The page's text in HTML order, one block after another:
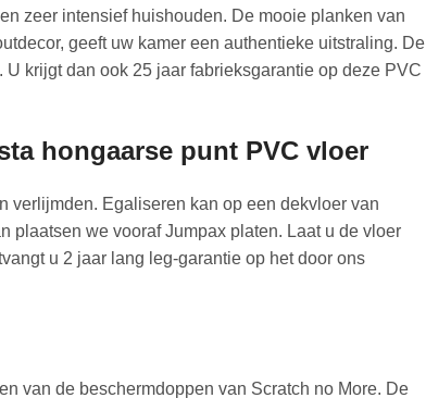
zeer intensief huishouden. De mooie planken van
geeft uw kamer een authentieke uitstraling. De
krijgt dan ook 25 jaar fabrieksgarantie op deze PVC
hongaarse punt PVC vloer
verlijmden. Egaliseren kan op een dekvloer van
plaatsen we vooraf Jumpax platen. Laat u de vloer
u 2 jaar lang leg-garantie op het door ons
van de beschermdoppen van Scratch no More. De